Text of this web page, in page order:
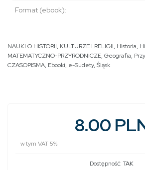
Format (ebook):
NAUKI O HISTORII, KULTURZE I RELIGII, Historia,
MATEMATYCZNO-PRZYRODNICZE, Geografia,
CZASOPISMA, Ebooki, e-Sudety, Śląsk
8.00
w tym VAT 5%
Dostępność: TAK